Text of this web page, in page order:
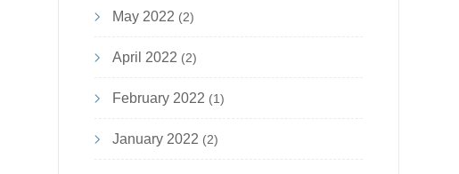
May 2022 (2)
April 2022 (2)
February 2022 (1)
January 2022 (2)